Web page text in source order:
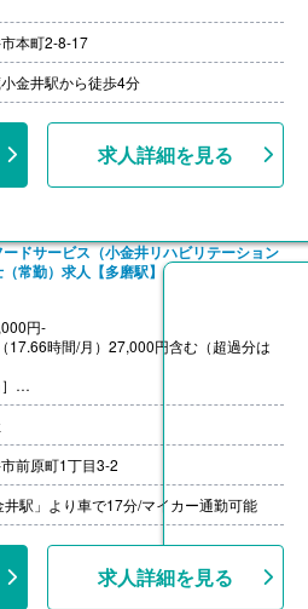
（計2.00ヶ月分）※2025年度実績（6月・
年度実績（3月）
属園ごとの補助金残額を精算支
務実績や評価等に応じて変動。
（4月）※2025年度実績
本町2-8-17
金井駅から徒歩4分
求人詳細を見る
ドサービス（小金井リハビリテーション
常勤）求人【多磨駅】
円-
17.66時間/月）27,000円含む（超過分は
当
（22:00-翌05:00）
り（上限なし）※片道2Km以上
年1回）
前原町1丁目3-2
駅」より車で17分/マイカー通勤可能
求人詳細を見る